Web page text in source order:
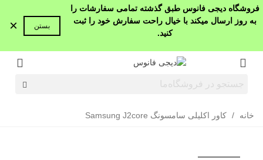
فروشگاه دیجی فانوس طبق گذشته تمامی سفارشات را
به روز ارسال میکند با خیال راحت سفارش خود را ثبت
کنید.
بستن ×
خانه / کاور اکلیلی سامسونگ Samsung J2core